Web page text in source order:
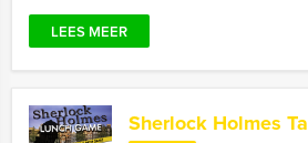
LEES MEER
Sherlock Holmes